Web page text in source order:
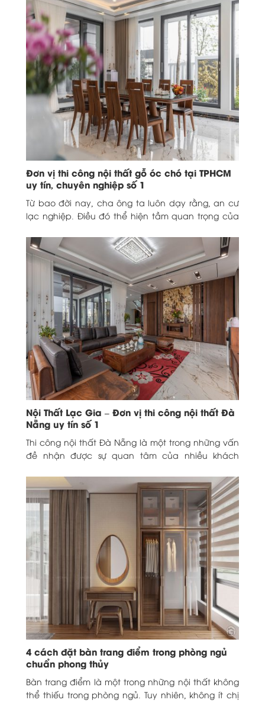
Đơn vị thi công nội thất gỗ óc chó tại TPHCM
uy tín, chuyên nghiệp số 1
Từ bao đời nay, cha ông ta luôn dạy rằng, an cư
lạc nghiệp. Điều đó thể hiện tầm quan trọng của
Nội Thất Lạc Gia – Đơn vị thi công nội thất Đà
Nẵng uy tín số 1
Thi công nội thất Đà Nẵng là một trong những vấn
đề nhận được sự quan tâm của nhiều khách
4 cách đặt bàn trang điểm trong phòng ngủ
chuẩn phong thủy
Bàn trang điểm là một trong những nội thất không
thể thiếu trong phòng ngủ. Tuy nhiên, không ít chị